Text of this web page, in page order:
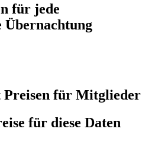
für jede
Übernachtung
Preisen für Mitglieder
für diese Daten